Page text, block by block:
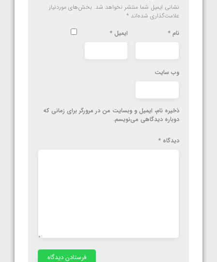
نشانی ایمیل شما منتشر نخواهد شد. بخش‌های موردنیاز
علامت‌گذاری شده‌اند *
نام * ایمیل *
وب‌ سایت
ذخیره نام، ایمیل و وبسایت من در مرورگر برای زمانی که
دوباره دیدگاهی می‌نویسم.
دیدگاه *